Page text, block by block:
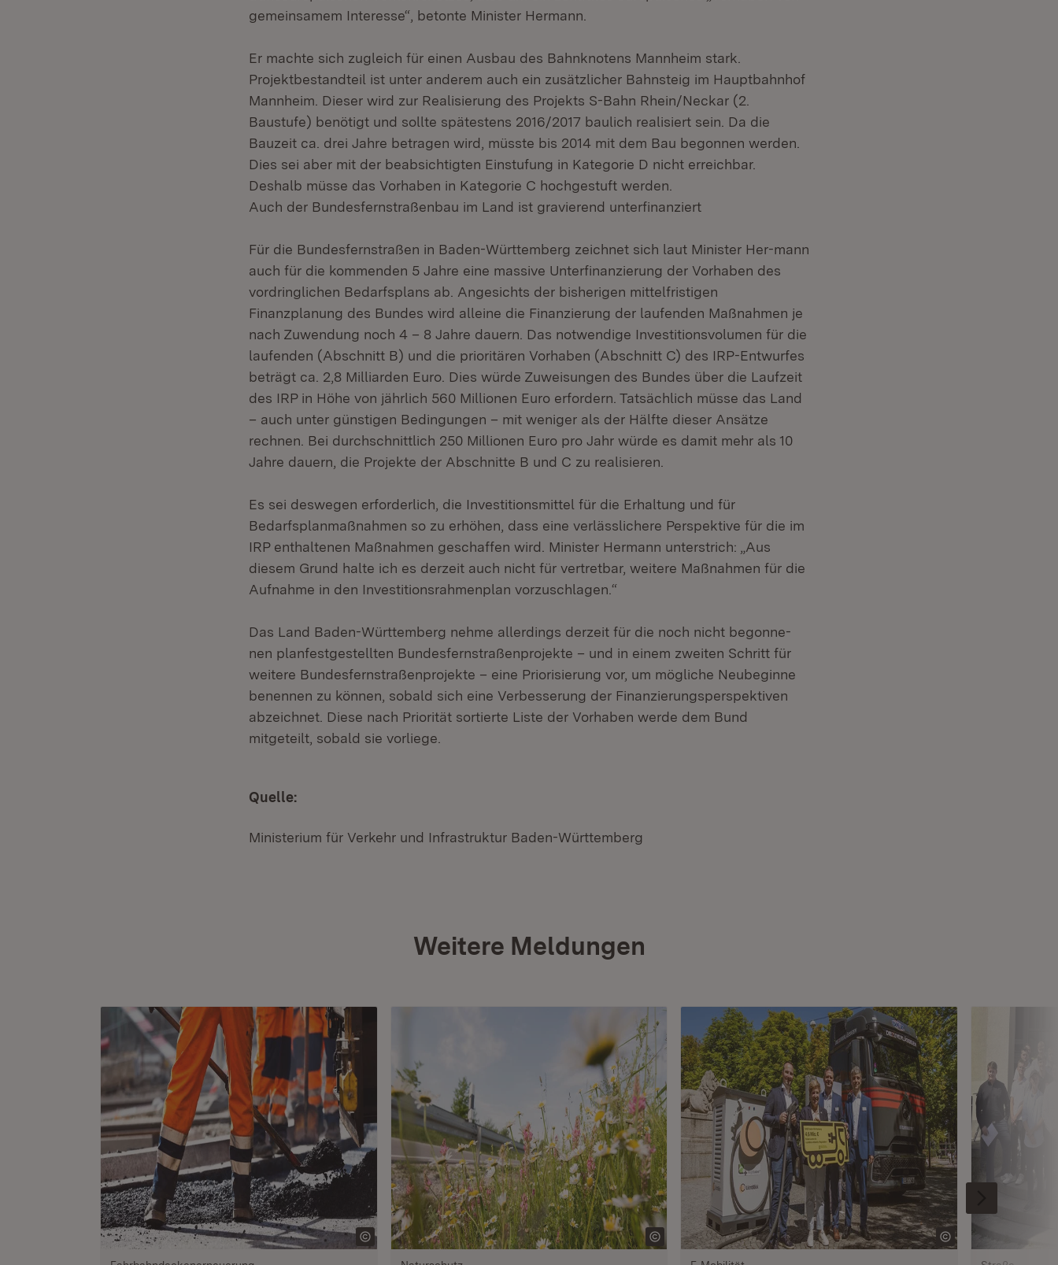
gemeinsamem Interesse“, betonte Minister Hermann.
Er machte sich zugleich für einen Ausbau des Bahnknotens Mannheim stark.
Projektbestandteil ist unter anderem auch ein zusätzlicher Bahnsteig im Hauptbahnhof
Mannheim. Dieser wird zur Realisierung des Projekts S-Bahn Rhein/Neckar (2.
Baustufe) benötigt und sollte spätestens 2016/2017 baulich realisiert sein. Da die
Bauzeit ca. drei Jahre betragen wird, müsste bis 2014 mit dem Bau begonnen werden.
Dies sei aber mit der beabsichtigten Einstufung in Kategorie D nicht erreichbar.
Deshalb müsse das Vorhaben in Kategorie C hochgestuft werden.
Auch der Bundesfernstraßenbau im Land ist gravierend unterfinanziert
Für die Bundesfernstraßen in Baden-Württemberg zeichnet sich laut Minister Her-mann
auch für die kommenden 5 Jahre eine massive Unterfinanzierung der Vorhaben des
vordringlichen Bedarfsplans ab. Angesichts der bisherigen mittelfristigen
Finanzplanung des Bundes wird alleine die Finanzierung der laufenden Maßnahmen je
nach Zuwendung noch 4 – 8 Jahre dauern. Das notwendige Investitionsvolumen für die
laufenden (Abschnitt B) und die prioritären Vorhaben (Abschnitt C) des IRP-Entwurfes
beträgt ca. 2,8 Milliarden Euro. Dies würde Zuweisungen des Bundes über die Laufzeit
des IRP in Höhe von jährlich 560 Millionen Euro erfordern. Tatsächlich müsse das Land
– auch unter günstigen Bedingungen – mit weniger als der Hälfte dieser Ansätze
rechnen. Bei durchschnittlich 250 Millionen Euro pro Jahr würde es damit mehr als 10
Jahre dauern, die Projekte der Abschnitte B und C zu realisieren.
Es sei deswegen erforderlich, die Investitionsmittel für die Erhaltung und für
Bedarfsplanmaßnahmen so zu erhöhen, dass eine verlässlichere Perspektive für die im
IRP enthaltenen Maßnahmen geschaffen wird. Minister Hermann unterstrich: „Aus
diesem Grund halte ich es derzeit auch nicht für vertretbar, weitere Maßnahmen für die
Aufnahme in den Investitionsrahmenplan vorzuschlagen.“
Das Land Baden-Württemberg nehme allerdings derzeit für die noch nicht begonne-
nen planfestgestellten Bundesfernstraßenprojekte – und in einem zweiten Schritt für
weitere Bundesfernstraßenprojekte – eine Priorisierung vor, um mögliche Neubeginne
benennen zu können, sobald sich eine Verbesserung der Finanzierungsperspektiven
abzeichnet. Diese nach Priorität sortierte Liste der Vorhaben werde dem Bund
mitgeteilt, sobald sie vorliege.
Quelle:
Ministerium für Verkehr und Infrastruktur Baden-Württemberg
Weitere Meldungen